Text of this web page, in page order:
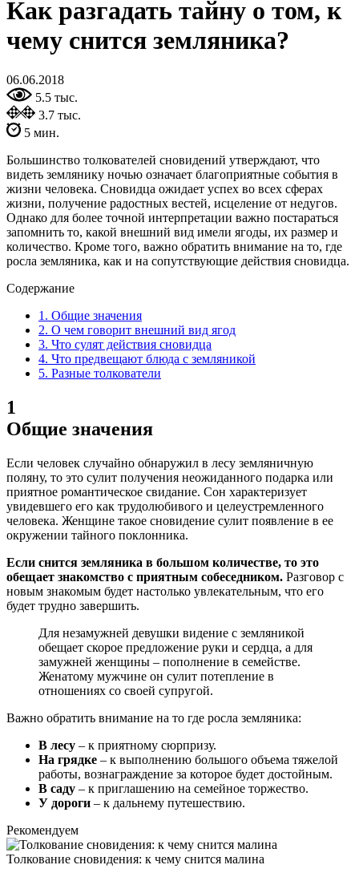
Как разгадать тайну о том, к
чему снится земляника?
06.06.2018
5.5 тыс.
3.7 тыс.
5 мин.
Большинство толкователей сновидений утверждают, что
видеть землянику ночью означает благоприятные события в
жизни человека. Сновидца ожидает успех во всех сферах
жизни, получение радостных вестей, исцеление от недугов.
Однако для более точной интерпретации важно постараться
запомнить то, какой внешний вид имели ягоды, их размер и
количество. Кроме того, важно обратить внимание на то, где
росла земляника, как и на сопутствующие действия сновидца.
Содержание
1. Общие значения
2. О чем говорит внешний вид ягод
3. Что сулят действия сновидца
4. Что предвещают блюда с земляникой
5. Разные толкователи
1
Общие значения
Если человек случайно обнаружил в лесу земляничную
поляну, то это сулит получения неожиданного подарка или
приятное романтическое свидание. Сон характеризует
увидевшего его как трудолюбивого и целеустремленного
человека. Женщине такое сновидение сулит появление в ее
окружении тайного поклонника.
Если снится земляника в большом количестве, то это
обещает знакомство с приятным собеседником. Разговор с
новым знакомым будет настолько увлекательным, что его
будет трудно завершить.
Для незамужней девушки видение с земляникой
обещает скорое предложение руки и сердца, а для
замужней женщины – пополнение в семействе.
Женатому мужчине он сулит потепление в
отношениях со своей супругой.
Важно обратить внимание на то где росла земляника:
В лесу – к приятному сюрпризу.
На грядке – к выполнению большого объема тяжелой
работы, вознаграждение за которое будет достойным.
В саду – к приглашению на семейное торжество.
У дороги – к дальнему путешествию.
Рекомендуем
Толкование сновидения: к чему снится малина